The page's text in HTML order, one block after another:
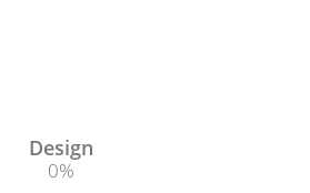
Design
0%